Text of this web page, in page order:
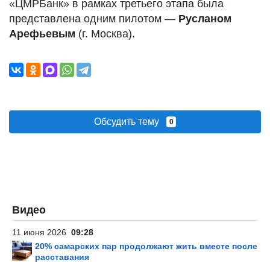
«ЦМРБанк» в рамках третьего этапа была
представлена одним пилотом — Русланом
Арефьевым (г. Москва).
Обсудить тему 0
Видео
11 июня 2026 09:28
20% самарских пар продолжают жить вместе после
расставания